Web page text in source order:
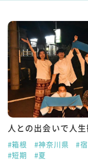
人との出会いで人
#箱根 #神奈川県
#
#短期
#夏